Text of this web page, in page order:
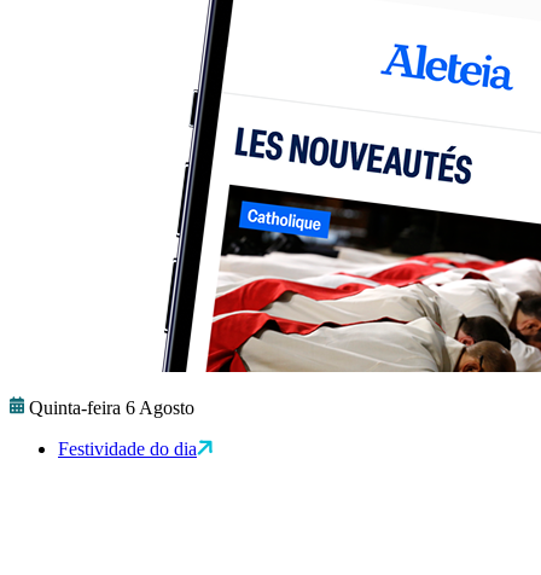
Quinta-feira 6 Agosto
Festividade do dia